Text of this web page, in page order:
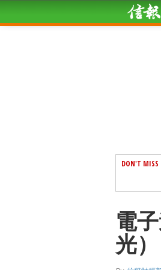
DON'T MISS
電
光）